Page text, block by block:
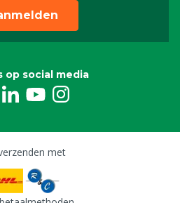
op social media
met